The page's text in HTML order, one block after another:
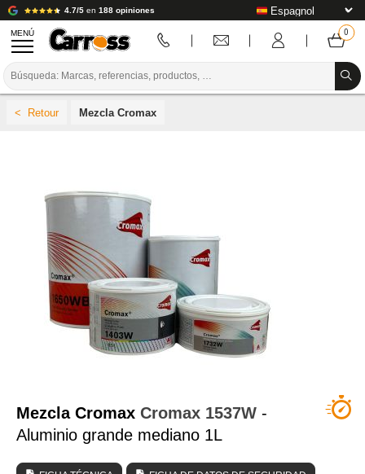
4.7/5 en 188 opiniones
MENÚ
PREPARACIÓN / PINTURA / ACABADO
CONSUMIBLES DE CARROCERÍA
HERRAMIENTAS DE CARROCERÍA
EQUIPAMIENTO PARA TALLERES DE CARROCERÍA
INSTALACIÓN DE LABORATORIO
TUTORIALES Y CONSEJOS
Mezcla Cromax
Mezcla Cromax Cromax 1537W -
Aluminio grande mediano 1L